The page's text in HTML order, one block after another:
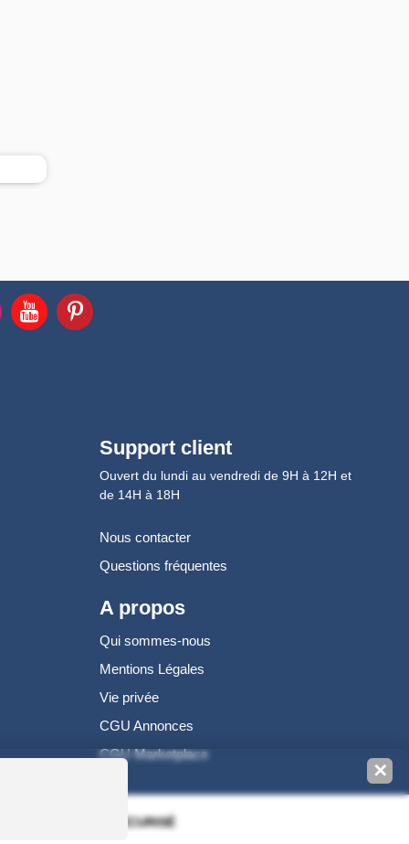
Support client
Ouvert du lundi au vendredi de 9H à 12H et
de 14H à 18H
Nous contacter
Questions fréquentes
A propos
Qui sommes-nous
Mentions Légales
Vie privée
CGU Annonces
CGU Marketplace
100% PAIEMENT SÉCURISÉ
✕